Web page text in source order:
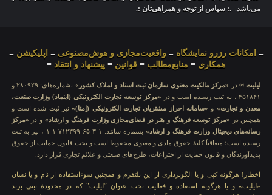
می‌باشد. .: سپاس از توجه و همراهی‌تان :.
≡ امکانات رزرو نمایشگاه ≡واقعیت‌مجازی و هوش‌مصنوعی ≡ اپلیکیشن ≡
همکاری ≡ منابع‌مطالب ≡ قوانین ≡ پیشنهاد و انتقاد ≡
لیلیت® در «مرکز مالکیت معنوی سازمان ثبت اسناد و املاک کشور»
بشماره‌های: ۲۸۰۹۲۹ و
۴۵۱۸۴۱ ، به ثبت رسیده است و در
«مرکز توسعه تجارت الکترونیکی (اینماد) وزارت صنعت،
معدن و تجارت» و «سامانه احراز مشتریان تجارت الکترونیکی (اِمتا)»نیز ثبت شده است و
همچنین در
«مرکز توسعه فرهنگ و هنر در فضای‌مجازی وزارت فرهنگ و ارشاد» و در «مرکز
رسانه‌های دیجیتال وزارت فرهنگ و ارشاد»
بشماره شامَد: ۱-۳-۶۵-۷۱۲۳۹۹-۱-۱ ، نیز به ثبت
رسیده است؛ متعاقباً کلیهٔ حقوق مادی و معنوی محفوظ است و تحت قانون حمایت از حقوق
پدیدآورندگان و قانون حمایت از اختراعات، طرح‌های صنعتی و علائم تجاری قرار دارد.
اخطار! هرگونه کپی و یا الگوبرداری از این پلتفرم و همچنین سوءاستفاده از نام و یا نشان
«لیلیت» و یا هرگونه استفاده و فعالیت تحت عنوان “لیلیت” که در محدودهٔ ثبتی برند